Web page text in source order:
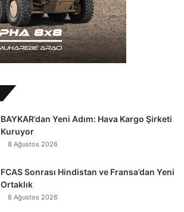
BAYKAR’dan Yeni Adım: Hava Kargo Şirketi
Kuruyor
8 Ağustos 2026
FCAS Sonrası Hindistan ve Fransa’dan Yeni
Ortaklık
8 Ağustos 2026